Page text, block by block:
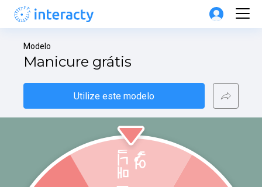
Modelo
Manicure grátis
Utilize este modelo